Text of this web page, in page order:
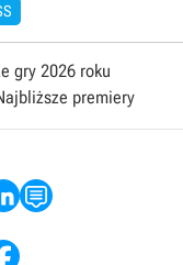
gry 2026 roku
premiery